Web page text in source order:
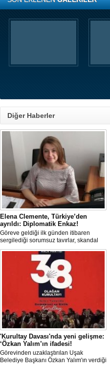
Diğer Haberler
Elena Clemente, Türkiye’den
ayrıldı: Diplomatik Enkaz!
Göreve geldiği ilk günden itibaren
sergilediği sorumsuz tavırlar, skandal
kararlar ve özellikle Türk öğrencilere
uyguladığı vize ambargosuyla tepkilerin
odağında olan İtalya’nın İstanbul
Başkonsolosu Elena Clemente’nin
Türkiye’deki görevi nihayet sona erdi.
'Kurultay Davası'nda yeni gelişme:
‘Özkan Yalım’ın ifadesi!
Görevinden uzaklaştırılan Uşak
Belediye Başkanı Özkan Yalım'ın verdiği